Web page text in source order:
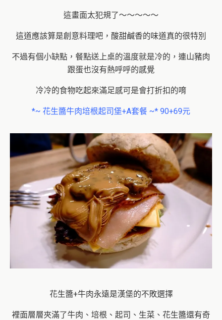
這畫面太犯規了～～～～～
這道應該算是創意料理吧，酸甜鹹香的味道真的很特別
不過有個小缺點，餐點送上桌的溫度就是冷的，連山豬肉
跟蛋也沒有熱呼呼的感覺
冷冷的食物吃起來滿足感可是會打折扣的唷
*~ 花生醬牛肉培根起司堡+A套餐 ~* 90+69元
花生醬+牛肉永遠是漢堡的不敗選擇
裡面層層夾滿了牛肉、培根、起司、生菜、花生醬還有奇